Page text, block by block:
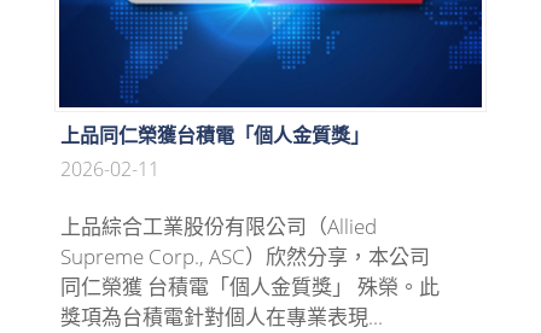
上品同仁榮獲台積電「個人金質獎」
2026-02-11
上品綜合工業股份有限公司（Allied
Supreme Corp., ASC）欣然分享，本公司
同仁榮獲 台積電「個人金質獎」 殊榮。此
獎項為台積電針對個人在專業表現...